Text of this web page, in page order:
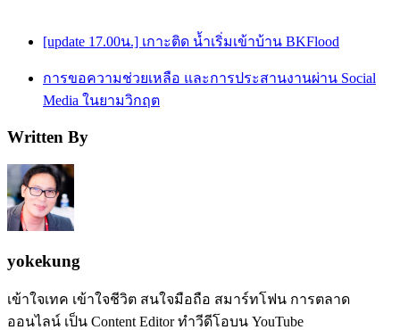
[update 17.00น.] เกาะติด น้ำเริ่มเข้าบ้าน BKFlood
การขอความช่วยเหลือ และการประสานงานผ่าน Social
Media ในยามวิกฤต
Written By
yokekung
เข้าใจเทค เข้าใจชีวิต สนใจมือถือ สมาร์ทโฟน การตลาด
ออนไลน์ เป็น Content Editor ทำวีดีโอบน YouTube